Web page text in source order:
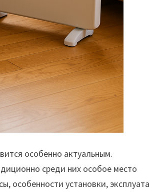
особенно актуальным.
среди них особое место
особенности установки,